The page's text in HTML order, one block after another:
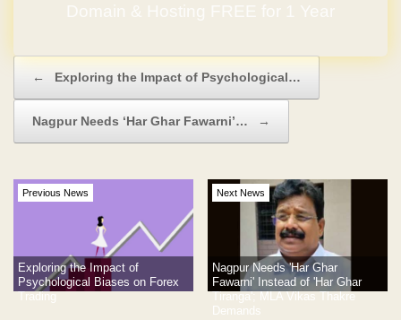
Domain & Hosting FREE for 1 Year
← Exploring the Impact of Psychological…
Nagpur Needs ‘Har Ghar Fawarni’… →
Previous News
Exploring the Impact of
Psychological Biases on Forex
Trading
Next News
Nagpur Needs 'Har Ghar
Fawarni' Instead of 'Har Ghar
Tiranga'; MLA Vikas Thakre
Demands